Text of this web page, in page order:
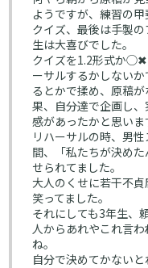
ようですが、練習の甲
クイズ、最後は手製
生は大喜びでした。
クイズを1.2形式か◯✖︎
ーサルするかしない
るとかで揉め、原稿
果、自分達で企画し
感があったかと思いま
リハーサルの時、男
間、「私たちが決め
せられてました。
大人のくせに若干不
笑ってました。
それにしても3年生、
人からあれやこれ言
ね。
自分で決めてかないと